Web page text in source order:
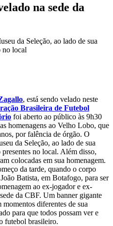
na sede da
da Seleção, ao lado de sua
no local
, está sendo velado neste
Brasileira de Futebol
foi aberto ao público às 9h30
homenagens ao Velho Lobo, que
por falência de órgão. O
da Seleção, ao lado de sua
presentes no local. Além disso,
colocadas em sua homenagem.
da tarde, quando o corpo
Batista, em Botafogo, para ser
ao ex-jogador e ex-
da CBF. Um banner gigante
diferentes de sua
para que todos possam ver e
futebol brasileiro.